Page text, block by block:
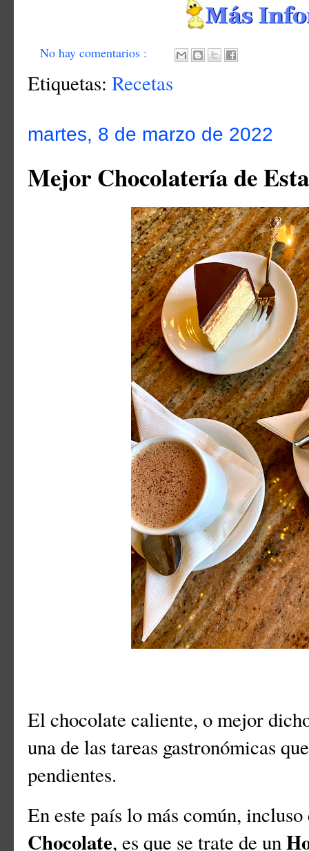
No hay comentarios :
Etiquetas: Recetas
martes, 8 de marzo de 2022
Mejor Chocolatería de
El chocolate caliente, o mejor
una de las tareas gastronómicas
pendientes.
En este país lo más común,
Chocolate, es que se trate de un